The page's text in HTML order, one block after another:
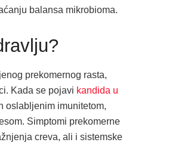
balansa mikrobioma.
prekomernog rasta,
Kada se pojavi kandida u
oslabljenim imunitetom,
Simptomi prekomerne
creva, ali i sistemske